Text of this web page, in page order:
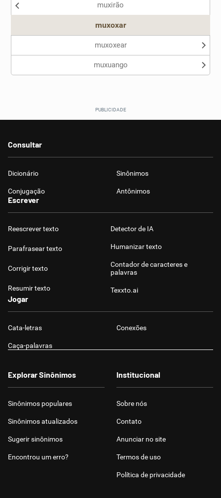
Sinônimos
muxirão
muxoxar
muxoxear
muxuango
Consultar
Dicionário Sinônimos
Conjugação Antônimos
Escrever
Reescrever texto
Parafrasear texto
Corrigir texto
Resumir texto
Detector de IA
Humanizar texto
Contador de caracteres e
palavras
Texxto.ai
Jogar
Cata-letras Conexões
Caça-palavras
Explorar Sinônimos
Sinônimos populares
Sinônimos atualizados
Sugerir sinônimos
Encontrou um erro?
Institucional
Sobre nós
Contato
Anunciar no site
Termos de uso
Política de privacidade